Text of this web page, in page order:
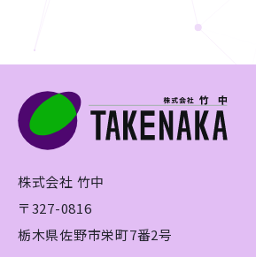
株式会社 竹中
〒327-0816
栃木県佐野市栄町7番2号